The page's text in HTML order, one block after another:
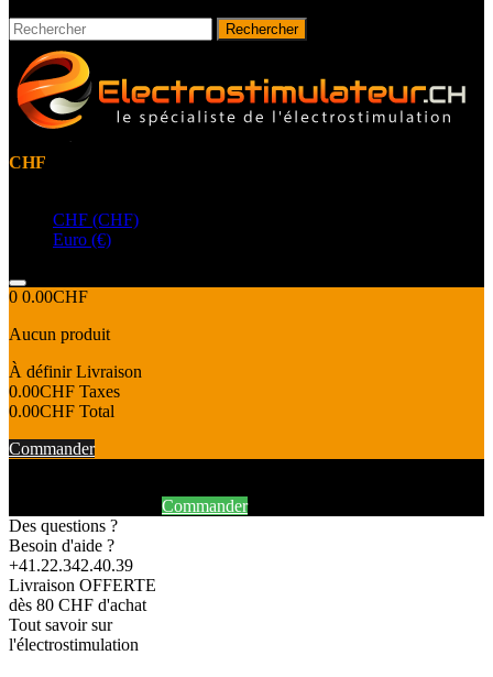
Rechercher
CHF
CHF (CHF)
Euro (€)
0 0.00CHF
Aucun produit
À définirLivraison
0.00CHF Taxes
0.00CHF Total
Commander
Commander
Des questions ?
Besoin d'aide ?
+41.22.342.40.39
Livraison OFFERTE
dès 80 CHF d'achat
Tout savoir sur
l'électrostimulation